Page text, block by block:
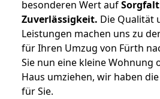
besonderen Wert auf
Zuverlässigkeit. Die Qualität
Leistungen machen uns zu
für Ihren Umzug von Fürth
Sie nun eine kleine Wohnung
Haus umziehen, wir haben
für Sie.